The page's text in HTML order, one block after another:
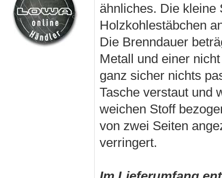
ähnliches. Die kleine
Holzkohlestäbchen
Die Brenndauer
Metall und einer
ganz sicher nichts
Tasche verstaut und
weichen Stoff
von zwei Seiten
verringert.